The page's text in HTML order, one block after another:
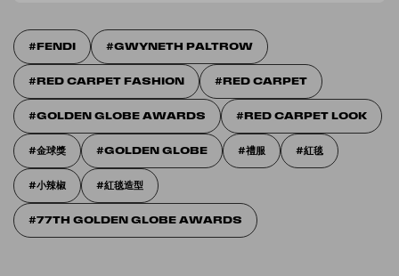
FENDI GWYNETH PALTROW
RED CARPET FASHION RED CARPET
GOLDEN GLOBE AWARDS RED CARPET LOOK
金球獎 GOLDEN GLOBE 禮服 紅毯
小辣椒 紅毯造型
77TH GOLDEN GLOBE AWARDS